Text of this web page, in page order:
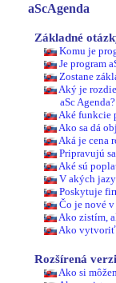
aScAgenda
Základné
Komu je
Je program
Zostane
Aký je
aSc Agenda?
Aké funkcie
Ako sa dá
Aká je cena
Pripravujú
Aké sú
V akých
Poskytuje
Čo je nové
Ako zistím,
Ako vytvoriť
Rozšírená
Ako si